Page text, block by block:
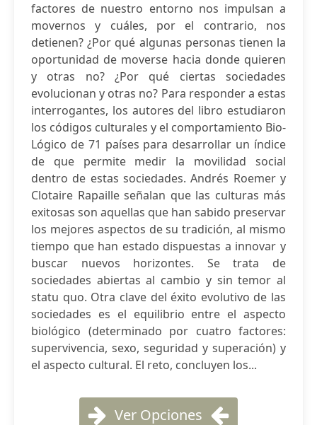
factores de nuestro entorno nos impulsan a
movernos y cuáles, por el contrario, nos
detienen? ¿Por qué algunas personas tienen la
oportunidad de moverse hacia donde quieren
y otras no? ¿Por qué ciertas sociedades
evolucionan y otras no? Para responder a estas
interrogantes, los autores del libro estudiaron
los códigos culturales y el comportamiento Bio-
Lógico de 71 países para desarrollar un índice
de que permite medir la movilidad social
dentro de estas sociedades. Andrés Roemer y
Clotaire Rapaille señalan que las culturas más
exitosas son aquellas que han sabido preservar
los mejores aspectos de su tradición, al mismo
tiempo que han estado dispuestas a innovar y
buscar nuevos horizontes. Se trata de
sociedades abiertas al cambio y sin temor al
statu quo. Otra clave del éxito evolutivo de las
sociedades es el equilibrio entre el aspecto
biológico (determinado por cuatro factores:
supervivencia, sexo, seguridad y superación) y
el aspecto cultural. El reto, concluyen los...
Ver Opciones